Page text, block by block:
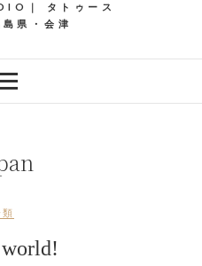
｜ タトゥース
県・会津